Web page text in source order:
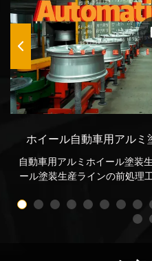
ホイール自動車用アルミ
自動車用アルミホイール塗装
ール塗装生産ラインの前処理
す。不動態化処理皮膜の生成
水などの環境汚染からホイー